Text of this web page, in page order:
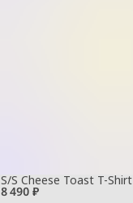
8 490 ₽
S/S Cheese Toast T-Shirt